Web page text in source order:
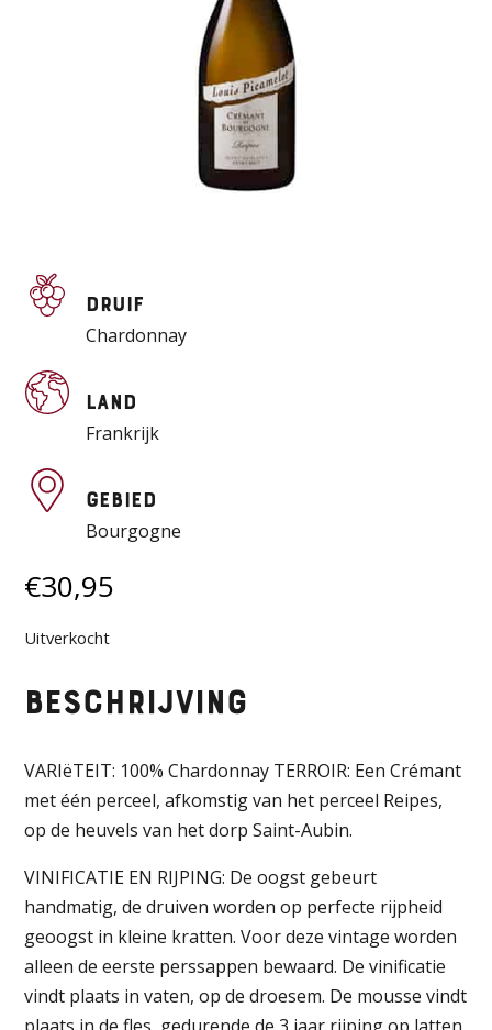
Druif
Chardonnay
Land
Frankrijk
Gebied
Bourgogne
€30,95
Uitverkocht
Beschrijving
VARIëTEIT: 100% Chardonnay TERROIR: Een Crémant
met één perceel, afkomstig van het perceel Reipes,
op de heuvels van het dorp Saint-Aubin.
VINIFICATIE EN RIJPING: De oogst gebeurt
handmatig, de druiven worden op perfecte rijpheid
geoogst in kleine kratten. Voor deze vintage worden
alleen de eerste perssappen bewaard. De vinificatie
vindt plaats in vaten, op de droesem. De mousse vindt